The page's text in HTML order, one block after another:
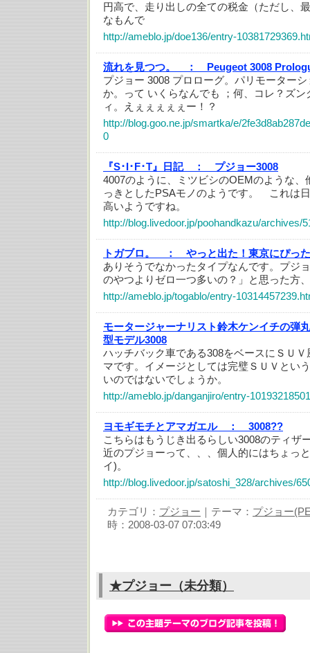
円高で、走り出しの全ての税金（ただし、
なもんで
http://ameblo.jp/doe136/entry-
流れを見つつ。 ：
Peugeot 3008
プジョー 3008 プロローグ。パリモーター
か。って いくらなんでも ；何、コレ？ズ
ィ。えぇぇぇぇぇー！？
http://blog.goo.ne.jp/smartka/e/
0
『S･I･F･T』日記 ：
プジョー3008
4007のように、ミツビシのOEMのような、
っきとしたPSAモノのようです。 これは
高いようですね。
http://blog.livedoor.jp/poohandkazu/archives/
トガブロ。 ：
やっと出た！東京にぴっ
ありそうでなかったタイプなんです。プジ
のやつよりゼロ一つ多いの？」と思った方
http://ameblo.jp/togablo/entry-
モータージャーナリスト鈴木ケンイチの弾
型モデル3008
ハッチバック車である308をベースにＳＵ
マです。イメージとしては完璧ＳＵＶとい
いのではないでしょうか。
http://ameblo.jp/danganjiro/entry-
ヨモギモチとアマガエル ：
3008??
こちらはもうじき出るらしい3008のティザ
近のプジョーって、、、個人的にはちょっ
イ)。
http://blog.livedoor.jp/satoshi_328/archives/
カテゴリ： プジョー ｜テーマ： プジョー
時：2008-03-07 07:03:49
★プジョー（未分類）